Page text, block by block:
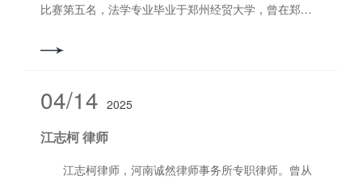
比赛第五名，法学专业毕业于郑州经贸大学，曾在郑州
宣传。多次办理建设工程、执行异议之诉、恢复执行、
力。 擅长业务领域：建设工程、交通事故、婚姻家
04/14 2025
江志柯 律师
江志柯律师，河南诚然律师事务所专职律师。曾从